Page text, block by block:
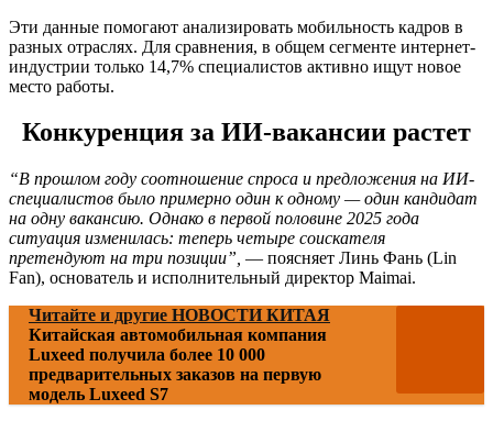
Эти данные помогают анализировать мобильность кадров в
разных отраслях. Для сравнения, в общем сегменте интернет-
индустрии только 14,7% специалистов активно ищут новое
место работы.
Конкуренция за ИИ-вакансии растет
“В прошлом году соотношение спроса и предложения на ИИ-
специалистов было примерно один к одному — один кандидат
на одну вакансию. Однако в первой половине 2025 года
ситуация изменилась: теперь четыре соискателя
претендуют на три позиции”, — поясняет Линь Фань (Lin
Fan), основатель и исполнительный директор Maimai.
Читайте и другие НОВОСТИ КИТАЯ
Китайская автомобильная компания
Luxeed получила более 10 000
предварительных заказов на первую
модель Luxeed S7